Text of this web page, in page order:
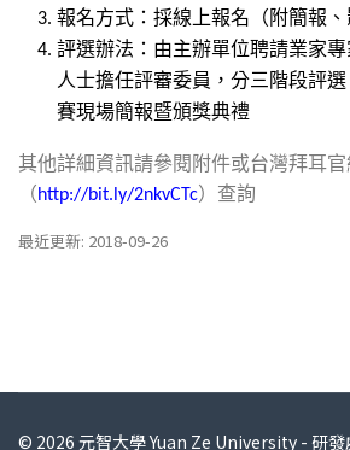
報名方式：採線上報名（附簡報、
評選辦法：由主辦單位聘請業家
人士擔任評審委員，分三階段評
賽現場簡報暨頒獎典禮
其他詳細資訊請參閱附件或台灣拜耳官
（http://bit.ly/2nkvCTc）查詢
最近更新: 2018-09-26
© 2026 元智大學 Yuan Ze University - 研發